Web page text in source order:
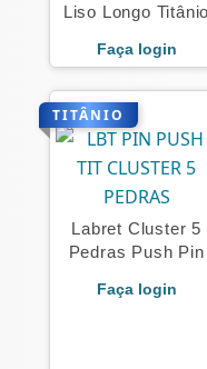
Liso Longo Titânio
Faça login
TITÂNIO
Labret Cluster 5
Pedras Push Pin
Faça login